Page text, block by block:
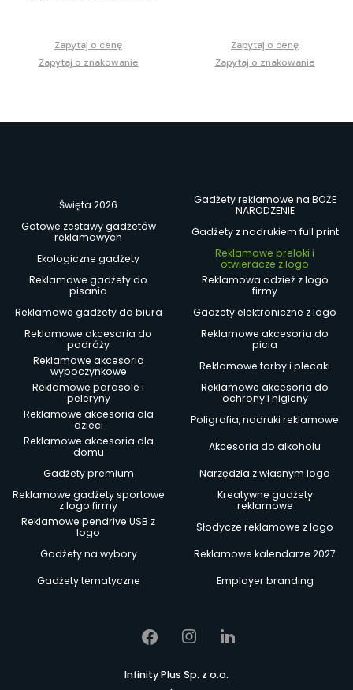
Zapytaj o cenę
Zapytaj o znakowanie
Zapytaj o cenę
Zapytaj o znakowanie
Święta 2026
Gadżety reklamowe na BOŻE
NARODZENIE
Gotowe zestawy gadżetów
reklamowych
Gadżety z nadrukiem full print
Ekologiczne gadżety
Reklamowe breloki i
otwieracze z logo
Reklamowe gadżety do
pisania
Reklamowa odzież z logo
firmy
Reklamowe gadżety do biura
Gadżety elektroniczne z logo
Reklamowe akcesoria do
podróży
Reklamowe akcesoria do
picia
Reklamowe akcesoria
wypoczynkowe
Reklamowe torby i plecaki
Reklamowe parasole i
peleryny
Reklamowe akcesoria do
ochrony i higieny
Reklamowe akcesoria dla
dzieci
Poligrafia, nadruki reklamowe
Reklamowe akcesoria dla
domu
Akcesoria do alkoholu
Gadżety premium
Narzędzia z własnym logo
Reklamowe gadżety sportowe
z logo firmy
Kreatywne gadżety
reklamowe
Reklamowe pendrive USB z
logo
Słodycze reklamowe z logo
Gadżety na wybory
Reklamowe kalendarze 2027
Gadżety tematyczne
Employer branding
Infinity Plus Sp. z o.o.